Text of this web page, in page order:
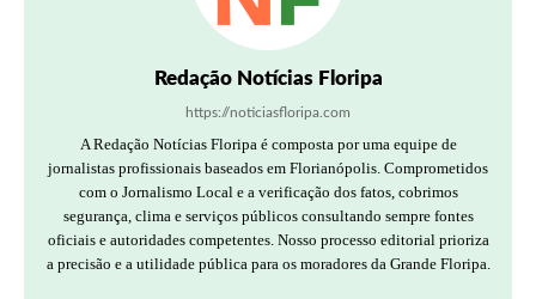
Redação Notícias Floripa
https://noticiasfloripa.com
A Redação Notícias Floripa é composta por uma equipe de
jornalistas profissionais baseados em Florianópolis. Comprometidos
com o Jornalismo Local e a verificação dos fatos, cobrimos
segurança, clima e serviços públicos consultando sempre fontes
oficiais e autoridades competentes. Nosso processo editorial prioriza
a precisão e a utilidade pública para os moradores da Grande Floripa.